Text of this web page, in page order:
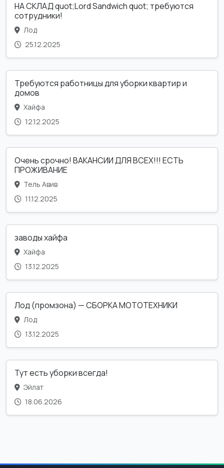
НА СКЛАД quot;Lord Sandwich quot; требуются
сотрудники!
Лод
25.12.2025
Требуются работницы для уборки квартир и
домов
Хайфа
12.12.2025
Очень срочно! ВАКАНСИИ ДЛЯ ВСЕХ!!! ЕСТЬ
ПРОЖИВАНИЕ
Тель Авив
11.12.2025
заводы хайфа
Хайфа
13.12.2025
Лод (промзона) — СБОРКА МОТОТЕХНИКИ
Лод
13.12.2025
Тут есть уборки всегда!
Эйлат
18.06.2026